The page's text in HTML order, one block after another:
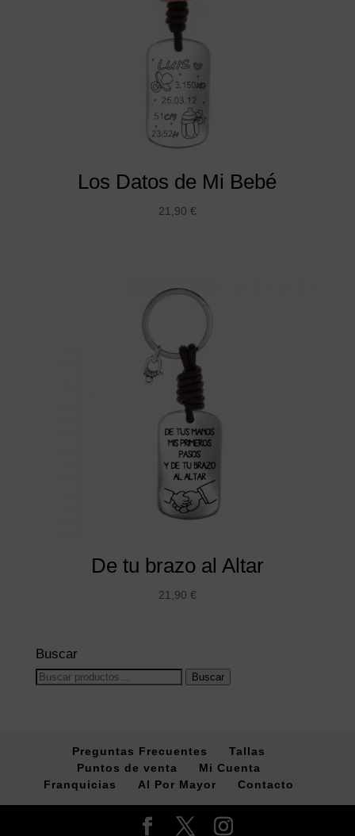
Los Datos de Mi Bebé
21,90 €
De tu brazo al Altar
21,90 €
Buscar
Buscar
Buscar
Preguntas Frecuentes
Tallas
Puntos de venta
Mi Cuenta
Franquicias
Al Por Mayor Contacto